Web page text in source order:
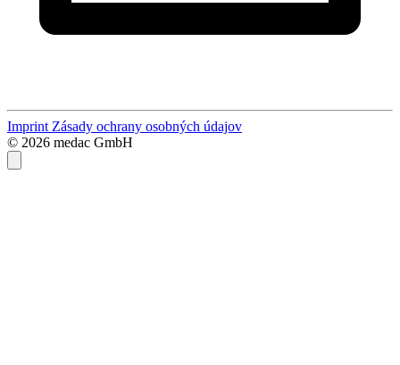
Imprint Zásady ochrany osobných údajov
© 2026 medac GmbH